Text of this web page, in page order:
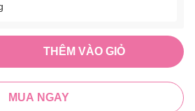
THÊM VÀO GIỎ
MUA NGAY